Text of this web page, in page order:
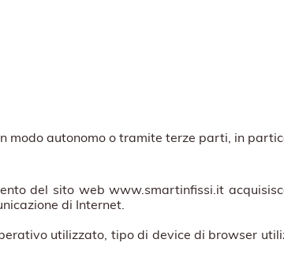
autonomo o tramite terze parti, in
del sito web www.smartinfissi.it
di Internet.
utilizzato, tipo di device di browser